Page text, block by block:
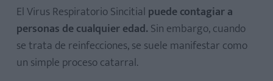
El Virus Respiratorio Sincitial puede contagiar a
personas de cualquier edad. Sin embargo, cuando
se trata de reinfecciones, se suele manifestar como
un simple proceso catarral.